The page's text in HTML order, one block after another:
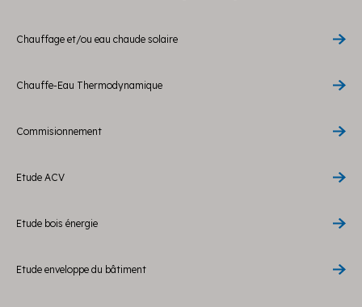
Chauffage et/ou eau chaude solaire
Chauffe-Eau Thermodynamique
Commisionnement
Etude ACV
Etude bois énergie
Etude enveloppe du bâtiment